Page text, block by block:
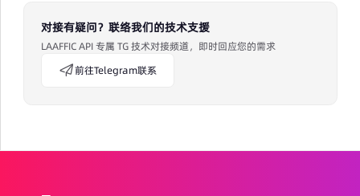
对接有疑问？联络我们的技术支援
LAAFFIC API 专属 TG 技术对接频道，即时回应您的需求
前往Telegram联系